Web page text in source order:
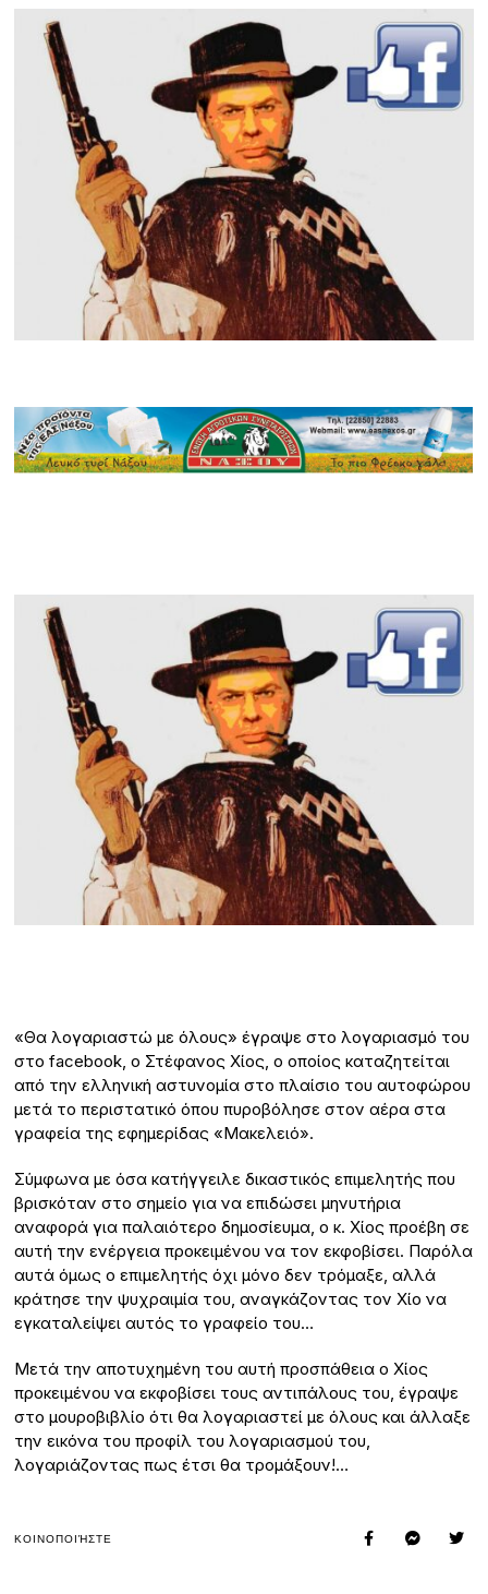
«Θα λογαριαστώ με όλους» έγραψε στο λογαριασμό του
στο facebook, ο Στέφανος Χίος, ο οποίος καταζητείται
από την ελληνική αστυνομία στο πλαίσιο του αυτοφώρου
μετά το περιστατικό όπου πυροβόλησε στον αέρα στα
γραφεία της εφημερίδας «Μακελειό».
Σύμφωνα με όσα κατήγγειλε δικαστικός επιμελητής που
βρισκόταν στο σημείο για να επιδώσει μηνυτήρια
αναφορά για παλαιότερο δημοσίευμα, ο κ. Χίος προέβη σε
αυτή την ενέργεια προκειμένου να τον εκφοβίσει. Παρόλα
αυτά όμως ο επιμελητής όχι μόνο δεν τρόμαξε, αλλά
κράτησε την ψυχραιμία του, αναγκάζοντας τον Χίο να
εγκαταλείψει αυτός το γραφείο του…
Μετά την αποτυχημένη του αυτή προσπάθεια ο Χίος
προκειμένου να εκφοβίσει τους αντιπάλους του, έγραψε
στο μουροβιβλίο ότι θα λογαριαστεί με όλους και άλλαξε
την εικόνα του προφίλ του λογαριασμού του,
λογαριάζοντας πως έτσι θα τρομάξουν!…
ΚΟΙΝΟΠΟΙΉΣΤΕ